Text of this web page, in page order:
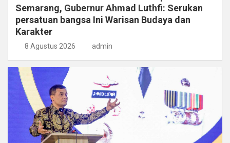
Semarang, Gubernur Ahmad Luthfi: Serukan
persatuan bangsa Ini Warisan Budaya dan
Karakter
8 Agustus 2026 admin